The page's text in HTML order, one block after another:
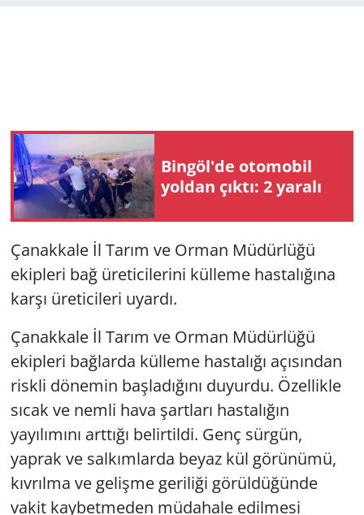
Bingöl'de otomobil
yoldan çıktı: 2 yaralı
Çanakkale İl Tarım ve Orman Müdürlüğü
ekipleri bağ üreticilerini külleme hastalığına
karşı üreticileri uyardı.
Çanakkale İl Tarım ve Orman Müdürlüğü
ekipleri bağlarda külleme hastalığı açısından
riskli dönemin başladığını duyurdu. Özellikle
sıcak ve nemli hava şartları hastalığın
yayılımını arttığı belirtildi. Genç sürgün,
yaprak ve salkımlarda beyaz kül görünümü,
kıvrılma ve gelişme geriliği görüldüğünde
vakit kaybetmeden müdahale edilmesi